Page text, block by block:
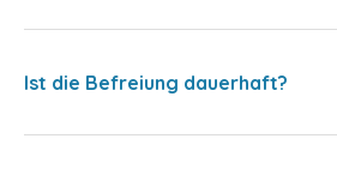
Ist die Befreiung dauerhaft?